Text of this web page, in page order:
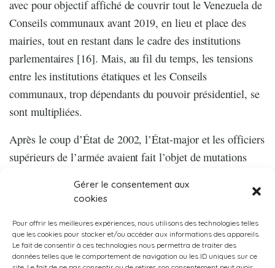
Gérer le consentement aux
cookies
Pour offrir les meilleures expériences, nous utilisons des technologies telles
que les cookies pour stocker et/ou accéder aux informations des appareils.
Le fait de consentir à ces technologies nous permettra de traiter des
données telles que le comportement de navigation ou les ID uniques sur ce
avec pour objectif affiché de couvrir tout le Venezuela de
Conseils communaux avant 2019, en lieu et place des
mairies, tout en restant dans le cadre des institutions
parlementaires [16]. Mais, au fil du temps, les tensions
entre les institutions étatiques et les Conseils
communaux, trop dépendants du pouvoir présidentiel, se
sont multipliées.
Après le coup d’État de 2002, l’État-major et les officiers
supérieurs de l’armée avaient fait l’objet de mutations
également destitués après avoir participé à une grève
avait instauré un mode de gouvernement populaire validé
par les élections, mais paternaliste et autoritaire. Un
leadership charismatique fondé sur une légitimité